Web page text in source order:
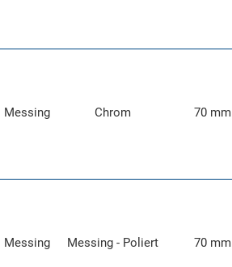
Messing Chrom 70 mm
Messing Messing - Poliert 70 mm